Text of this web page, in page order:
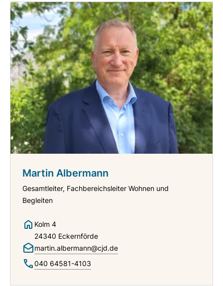
Martin Albermann
Gesamtleiter, Fachbereichsleiter Wohnen und
Begleiten
Kolm 4
24340 Eckernförde
martin.albermann@cjd.de
040 64581-4103